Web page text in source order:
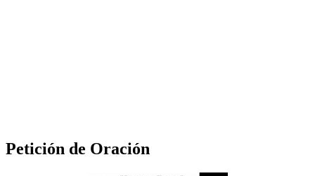
Petición de Oración